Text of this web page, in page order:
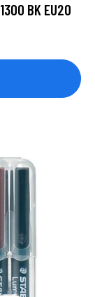
BK EU20